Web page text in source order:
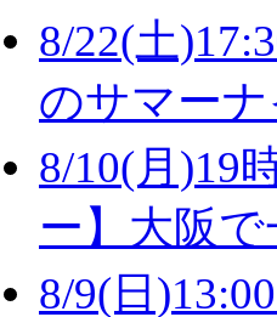
8/22(土
のサマーナ
8/10(月)19
ー】大阪で
8/9(日